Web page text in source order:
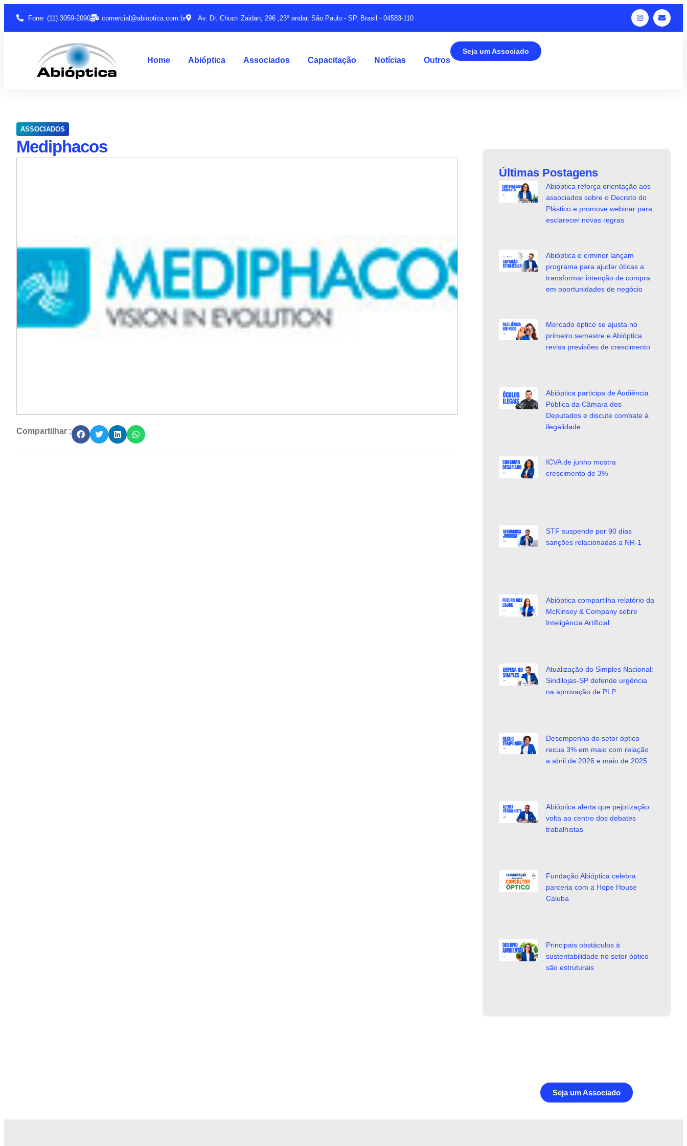
Fone: (11) 3059-2090 comercial@abioptica.com.br Av. Dr. Chucri Zaidan, 296 ,23º andar, São Paulo - SP, Brasil - 04583-110
Home Abióptica Associados Capacitação Notícias Outros
Seja um Associado
ASSOCIADOS
Mediphacos
Compartilhar :
Últimas Postagens
Abióptica reforça orientação aos
associados sobre o Decreto do
Plástico e promove webinar para
esclarecer novas regras
Abióptica e crminer lançam
programa para ajudar óticas a
transformar intenção de compra
em oportunidades de negócio
Mercado óptico se ajusta no
primeiro semestre e Abióptica
revisa previsões de crescimento
Abióptica participa de Audiência
Pública da Câmara dos
Deputados e discute combate à
ilegalidade
ICVA de junho mostra
crescimento de 3%
STF suspende por 90 dias
sanções relacionadas a NR-1
Abióptica compartilha relatório da
McKinsey & Company sobre
Inteligência Artificial
Atualização do Simples Nacional:
Sindilojas-SP defende urgência
na aprovação de PLP
Desempenho do setor óptico
recua 3% em maio com relação
a abril de 2026 e maio de 2025
Abióptica alerta que pejotização
volta ao centro dos debates
trabalhistas
Fundação Abióptica celebra
parceria com a Hope House
Caiuba
Principais obstáculos à
sustentabilidade no setor óptico
são estruturais
Seja um Associado